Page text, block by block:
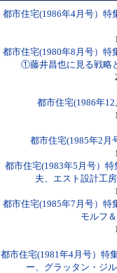
都市住宅(1986年4月号）
都市住宅(1980年8月号）特
①藤井昌也に見る戦略
都市住宅(1986年
都市住宅(1985年2月
都市住宅(1983年5月号）
夫、エスト設計工
都市住宅(1985年7月号）特
モルフ
都市住宅(1981年4月号）特
ー、グラッタン・ジ